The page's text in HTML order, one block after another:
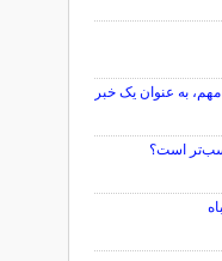
به عنوان یک خبر
است؟